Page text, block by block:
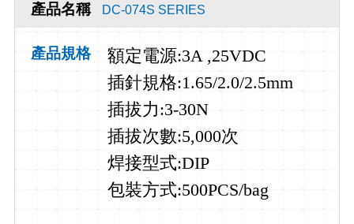
產品名稱 DC-074S SERIES
產品規格 額定電源:3A ,25VDC
插針規格:1.65/2.0/2.5mm
插拔力:3-30N
插拔次數:5,000次
焊接型式:DIP
包裝方式:500PCS/bag